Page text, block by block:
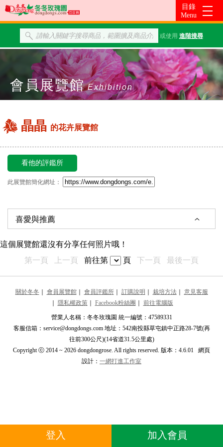
或使用 進階搜尋
會員展覽館 Exhibition
晶晶 的花卉展覽館
看他的評鑑所
此展覽館簡化網址：
喜愛與推薦
最近更新的展覽館
推薦的展覽館
張
張杰瑀
沐橙
****al17****
****dsor****
安樂王
****xian@ms1****
這個展覽館還沒有分享任何照片哦！
第一頁
上一頁 前往第 頁 下一頁 最後一頁
關於冬冬 ｜ 會員展覽館｜ 會員評鑑所｜ 訂購說明 ｜ 栽培方法｜ 意見客服
｜ 隱私權政策｜ Facebook粉絲團 ｜ 前往電腦版
營業人名稱：冬冬玫瑰園 統一編號：47589331
客服信箱：service@dongdongs.com 地址：542南投縣草屯鎮中正路28-7號(再
往前300公尺)(14省道31.5公里處)
Copyright ⓒ 2014 ~ 2026 dongdongrose. All rights reserved. 版本：4.6.01 網頁
設計： 一網打進工作室
登入 加入會員